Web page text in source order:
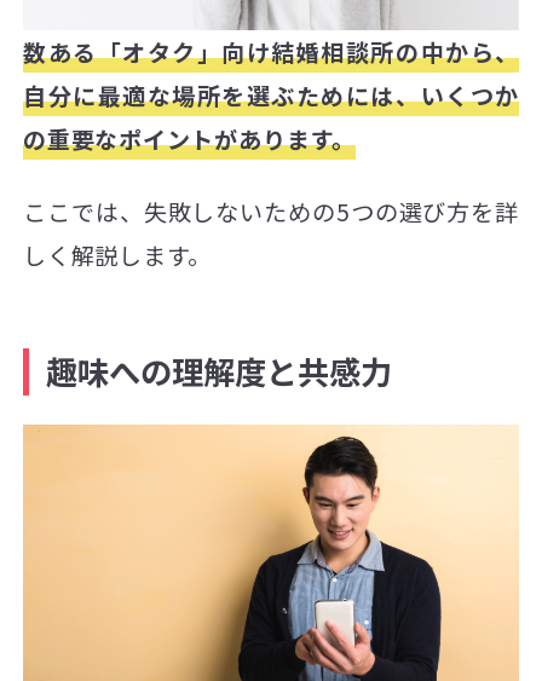
数ある「オタク」向け結婚相談所の中から、
自分に最適な場所を選ぶためには、いくつか
の重要なポイントがあります。
ここでは、失敗しないための5つの選び方を詳
しく解説します。
趣味への理解度と共感力